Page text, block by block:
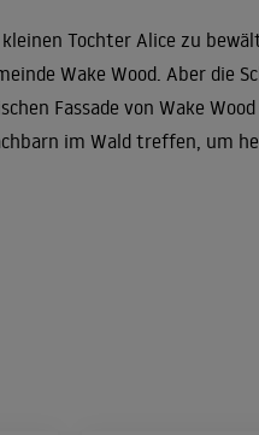
Tochter Alice zu
Wake Wood. Aber die
Fassade von Wake
im Wald treffen, um